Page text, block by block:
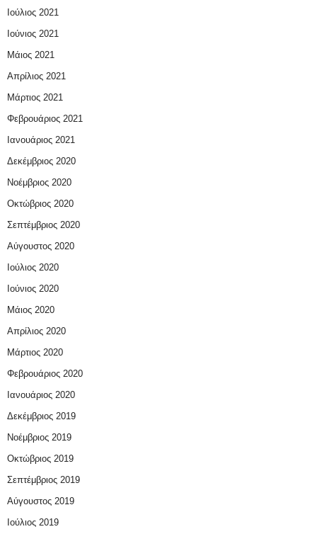
Ιούλιος 2021
Ιούνιος 2021
Μάιος 2021
Απρίλιος 2021
Μάρτιος 2021
Φεβρουάριος 2021
Ιανουάριος 2021
Δεκέμβριος 2020
Νοέμβριος 2020
Οκτώβριος 2020
Σεπτέμβριος 2020
Αύγουστος 2020
Ιούλιος 2020
Ιούνιος 2020
Μάιος 2020
Απρίλιος 2020
Μάρτιος 2020
Φεβρουάριος 2020
Ιανουάριος 2020
Δεκέμβριος 2019
Νοέμβριος 2019
Οκτώβριος 2019
Σεπτέμβριος 2019
Αύγουστος 2019
Ιούλιος 2019